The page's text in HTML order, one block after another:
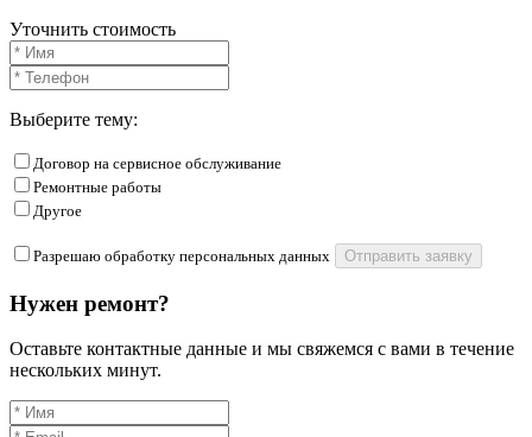
Уточнить стоимость
Выберите тему:
Договор на сервисное обслуживание
Ремонтные работы
Другое
Разрешаю обработку персональных данных Отправить заявку
Нужен ремонт?
Оставьте контактные данные и мы свяжемся с вами в течение
нескольких минут.